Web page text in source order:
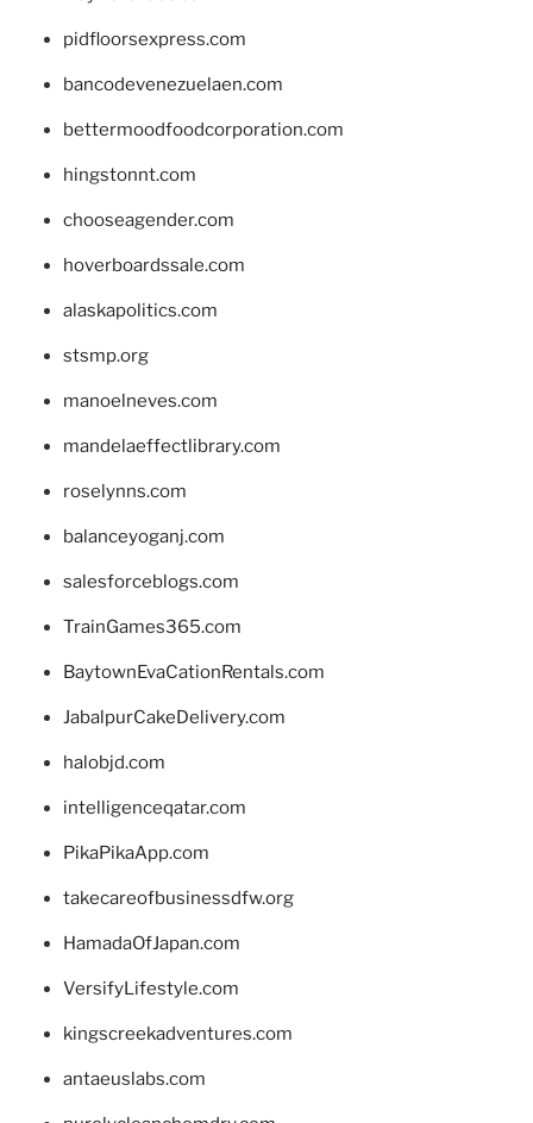
pidfloorsexpress.com
bancodevenezuelaen.com
bettermoodfoodcorporation.com
hingstonnt.com
chooseagender.com
hoverboardssale.com
alaskapolitics.com
stsmp.org
manoelneves.com
mandelaeffectlibrary.com
roselynns.com
balanceyoganj.com
salesforceblogs.com
TrainGames365.com
BaytownEvaCationRentals.com
JabalpurCakeDelivery.com
halobjd.com
intelligenceqatar.com
PikaPikaApp.com
takecareofbusinessdfw.org
HamadaOfJapan.com
VersifyLifestyle.com
kingscreekadventures.com
antaeuslabs.com